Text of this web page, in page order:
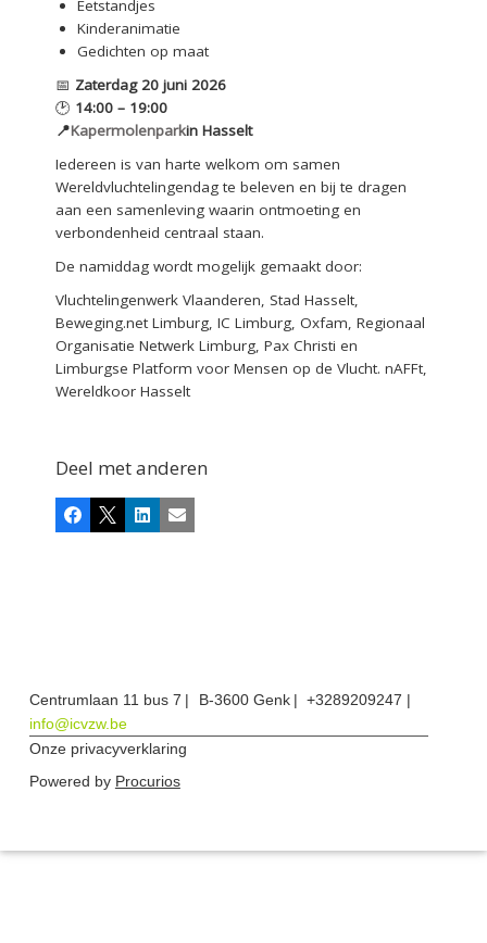
Eetstandjes
Kinderanimatie
Gedichten op maat
📅 Zaterdag 20 juni 2026
🕑 14:00 – 19:00
📍Kapermolenparkin Hasselt
Iedereen is van harte welkom om samen
Wereldvluchtelingendag te beleven en bij te dragen
aan een samenleving waarin ontmoeting en
verbondenheid centraal staan.
De namiddag wordt mogelijk gemaakt door:
Vluchtelingenwerk Vlaanderen, Stad Hasselt,
Beweging.net Limburg, IC Limburg, Oxfam, Regionaal
Organisatie Netwerk Limburg, Pax Christi en
Limburgse Platform voor Mensen op de Vlucht. nAFFt,
Wereldkoor Hasselt
Deel met anderen
Facebook
X LinkedInE-mail
Centrumlaan 11 bus 7 B-3600 Genk
+3289209247
info@icvzw.be
Onze privacyverklaring
Powered by Procurios